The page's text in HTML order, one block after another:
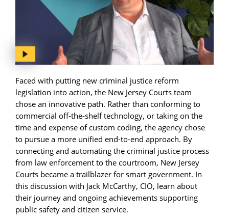
Faced with putting new criminal justice reform
legislation into action, the New Jersey Courts team
chose an innovative path. Rather than conforming to
commercial off-the-shelf technology, or taking on the
time and expense of custom coding, the agency chose
to pursue a more unified end-to-end approach. By
connecting and automating the criminal justice process
from law enforcement to the courtroom, New Jersey
Courts became a trailblazer for smart government. In
this discussion with Jack McCarthy, CIO, learn about
their journey and ongoing achievements supporting
public safety and citizen service.